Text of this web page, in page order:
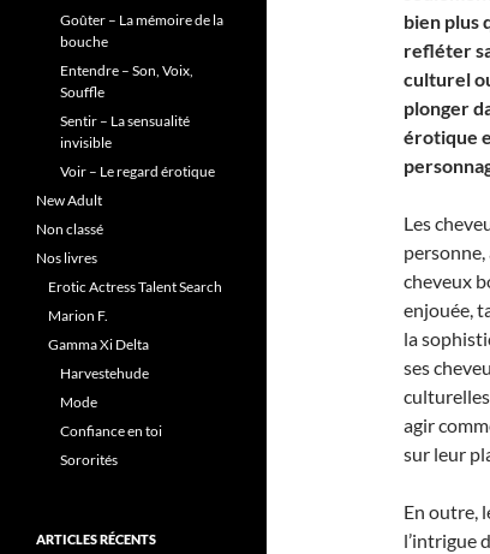
bien plus
refléter
culturel
plonger
érotique
Les
personne,
cheveux
enjouée,
la
ses
agir
sur leur
En outre,
l’intrigue
Goûter – La mémoire de la
bouche
Entendre – Son, Voix,
Souffle
Sentir – La sensualité
invisible
Voir – Le regard érotique
New Adult
Non classé
Nos livres
Erotic Actress Talent Search
Marion F.
Gamma Xi Delta
Harvestehude
Mode
Confiance en toi
Sororités
ARTICLES RÉCENTS